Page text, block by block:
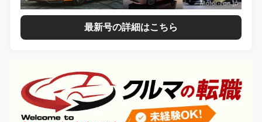
最新号の詳細はこちら